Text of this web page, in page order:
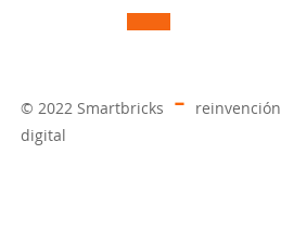
© 2022 Smartbricks - reinvención
digital